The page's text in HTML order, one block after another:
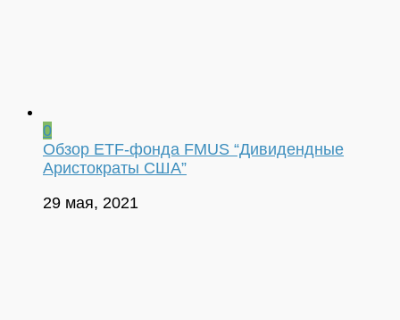
0
Обзор ETF-фонда FMUS “Дивидендные
Аристократы США”
29 мая, 2021